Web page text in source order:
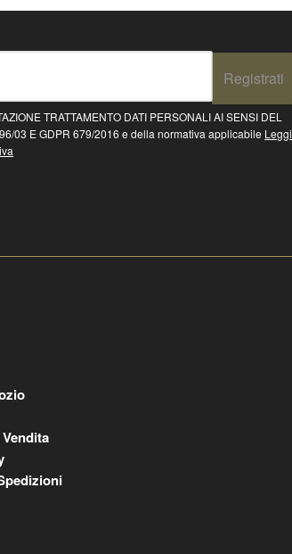
Registrati
TRATTAMENTO DATI PERSONALI AI SENSI DEL
03 E GDPR 679/2016 e della normativa applicabile Leggi